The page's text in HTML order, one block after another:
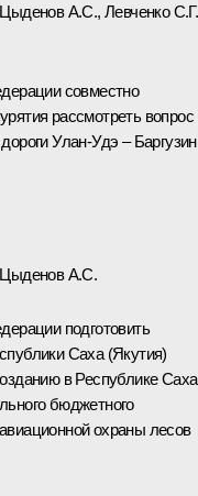
А.С., Левченко
совместно
рассмотреть вопрос
Улан-Удэ – Баргузин
А.С.
подготовить
Саха (Якутия)
в Республике Саха
бюджетного
охраны лесов